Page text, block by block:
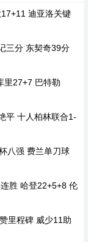
迪亚洛关键
三分 东契奇39分
里27+7 巴特勒
平 十人柏林联合1-
八强 费兰单刀球
胜 哈登22+5+8 伦
里程碑 威少11助